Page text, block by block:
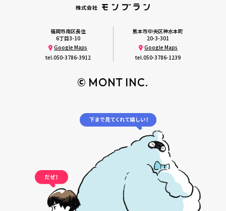
福岡市南区長住
6丁目3-10
Google Maps
tel.050-3786-3912
熊本市中央区神水本町
20-3-301
Google Maps
tel.050-3786-1239
© MONT INC.